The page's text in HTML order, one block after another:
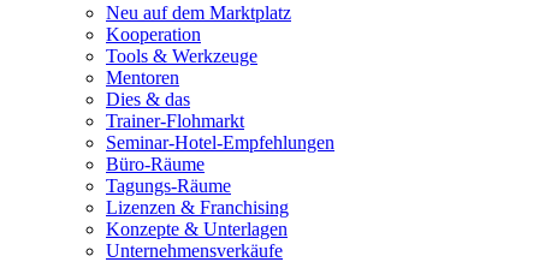
Neu auf dem Marktplatz
Kooperation
Tools & Werkzeuge
Mentoren
Dies & das
Trainer-Flohmarkt
Seminar-Hotel-Empfehlungen
Büro-Räume
Tagungs-Räume
Lizenzen & Franchising
Konzepte & Unterlagen
Unternehmensverkäufe